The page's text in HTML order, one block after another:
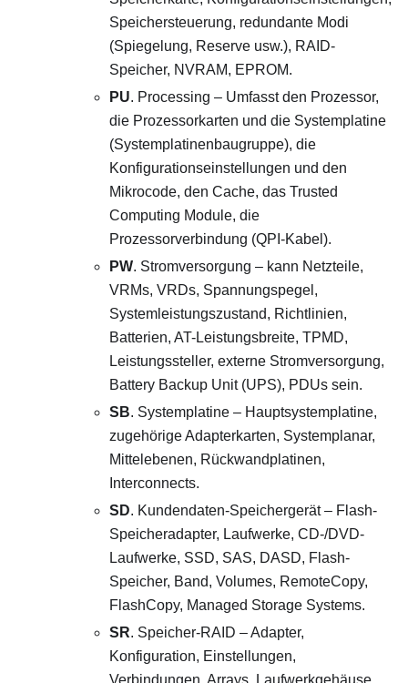
Speichersteuerung, redundante Modi
(Spiegelung, Reserve usw.), RAID-
Speicher, NVRAM, EPROM.
PU. Processing – Umfasst den Prozessor,
die Prozessorkarten und die Systemplatine
(Systemplatinenbaugruppe), die
Konfigurationseinstellungen und den
Mikrocode, den Cache, das Trusted
Computing Module, die
Prozessorverbindung (QPI-Kabel).
PW. Stromversorgung – kann Netzteile,
VRMs, VRDs, Spannungspegel,
Systemleistungszustand, Richtlinien,
Batterien, AT-Leistungsbreite, TPMD,
Leistungssteller, externe Stromversorgung,
Battery Backup Unit (UPS), PDUs sein.
SB. Systemplatine – Hauptsystemplatine,
zugehörige Adapterkarten, Systemplanar,
Mittelebenen, Rückwandplatinen,
Interconnects.
SD. Kundendaten-Speichergerät – Flash-
Speicheradapter, Laufwerke, CD-/DVD-
Laufwerke, SSD, SAS, DASD, Flash-
Speicher, Band, Volumes, RemoteCopy,
FlashCopy, Managed Storage Systems.
SR. Speicher-RAID – Adapter,
Konfiguration, Einstellungen,